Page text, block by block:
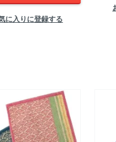
に入りに登録する